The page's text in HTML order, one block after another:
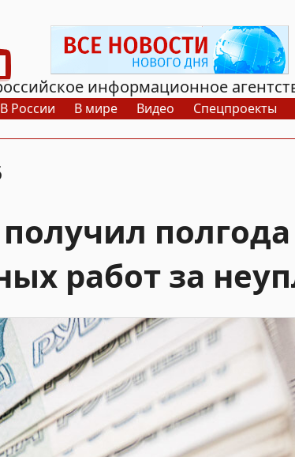
информационное
В России В мире Видео Спецпроекты
полгода
работ за